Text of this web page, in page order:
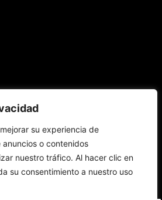
su experiencia de
o contenidos
nuestro tráfico. Al hacer clic en
su consentimiento a nuestro uso